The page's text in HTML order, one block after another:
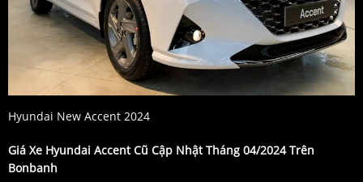
Hyundai New Accent 2024
Giá Xe Hyundai Accent Cũ Cập Nhật Tháng 04/2024 Trên
Bonbanh